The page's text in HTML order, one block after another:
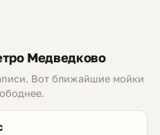
Медведково
Вот ближайшие мойки